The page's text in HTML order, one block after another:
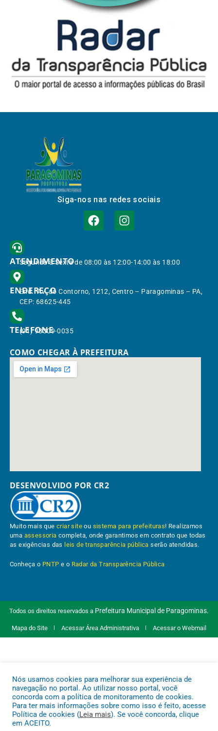
Siga-nos nas redes sociais
ATENDIMENTO
Segunda à Sexta de 08:00 às 12:00-14:00 às 18:00
ENDEREÇO
End.: Av. do Contorno, 1212, Centro – Paragominas – PA,
CEP: 68625-445
TELEFONE
(91) 98309-0035
COMO CHEGAR À PREFEITURA
DESENVOLVIDO POR CR2
Muito mais quecriar site ou sistema para prefeituras! Realizamos
uma assessoria completa, onde garantimos em contrato que todas
as exigências das leis de transparência pública serão atendidas.
Conheça o PNTP e o Radar da Transparência Pública
Todos os direitos reservados a Prefeitura Municipal de Paragominas.
Mapa do Site Acessar Área Administrativa Acessar o Webmail
Nós usamos cookies para melhorar sua experiência de
navegação no portal. Ao utilizar nosso portal, você
concorda com a política de monitoramento de cookies.
Para ter mais informações sobre como isso é feito, acesse
Política de cookies (Leia mais). Se você concorda, clique
em ACEITO.